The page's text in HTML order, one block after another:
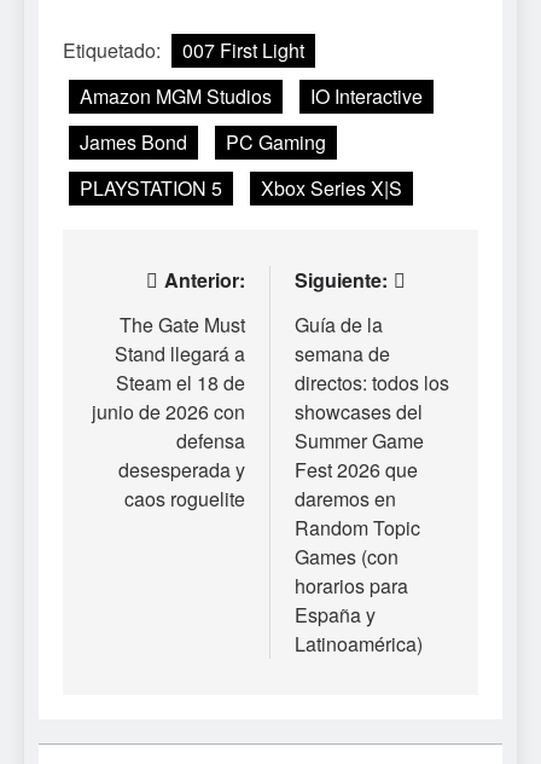
Etiquetado:
007 First Light
Amazon MGM Studios
IO Interactive
James Bond
PC Gaming
PLAYSTATION 5
Xbox Series X|S
Navegación
entradas
Anterior:
The Gate Must
Stand llegará a
Steam el 18 de
junio de 2026 con
defensa
desesperada y
caos roguelite
Siguiente:
Guía de la
semana de
directos: todos los
showcases del
Summer Game
Fest 2026 que
daremos en
Random Topic
Games (con
horarios para
España y
Latinoamérica)